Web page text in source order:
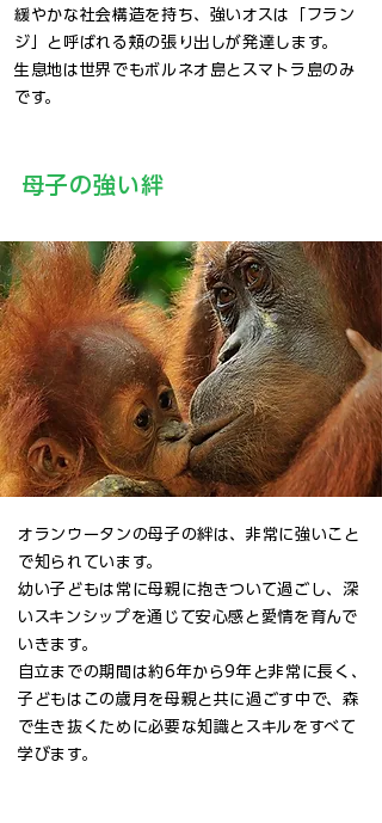
緩やかな社会構造を持ち、強いオスは「フラン
ジ」と呼ばれる頬の張り出しが発達します。​​​
生息地は世界でもボルネオ島とスマトラ島のみ
です。
母子の強い絆
オランウータンの母子の絆は、非常に強いこと
で知られています。
幼い子どもは常に母親に抱きついて過ごし、深
いスキンシップを通じて安心感と愛情を育んで
いきます。
自立までの期間は約6年から9年と非常に長く、
子どもはこの歳月を母親と共に過ごす中で、森
で生き抜くために必要な知識とスキルをすべて
学びます。